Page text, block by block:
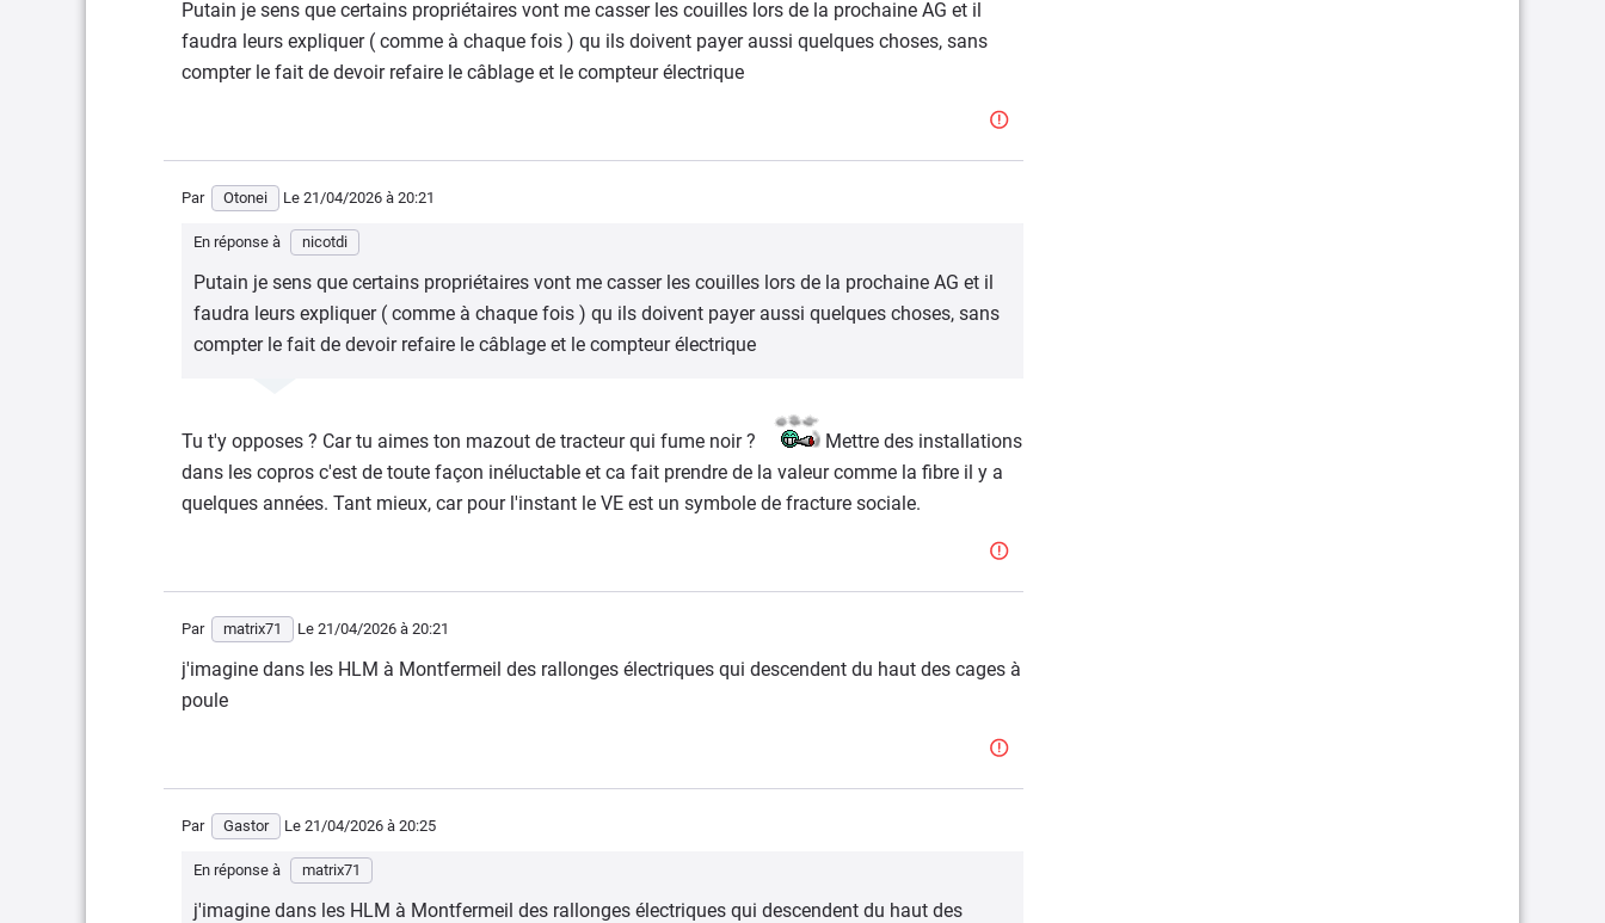
Putain je sens que certains propriétaires vont me casser les couilles lors de la prochaine AG et il
faudra leurs expliquer ( comme à chaque fois ) qu ils doivent payer aussi quelques choses, sans
compter le fait de devoir refaire le câblage et le compteur électrique
Par Otonei Le 21/04/2026 à 20:21
En réponse à nicotdi
Putain je sens que certains propriétaires vont me casser les couilles lors de la prochaine AG et il
faudra leurs expliquer ( comme à chaque fois ) qu ils doivent payer aussi quelques choses, sans
compter le fait de devoir refaire le câblage et le compteur électrique
Tu t'y opposes ? Car tu aimes ton mazout de tracteur qui fume noir ?
Mettre des installations
dans les copros c'est de toute façon inéluctable et ca fait prendre de la valeur comme la fibre il y a
quelques années. Tant mieux, car pour l'instant le VE est un symbole de fracture sociale.
Par matrix71 Le 21/04/2026 à 20:21
j'imagine dans les HLM à Montfermeil des rallonges électriques qui descendent du haut des cages à
poule
Par Gastor Le 21/04/2026 à 20:25
En réponse à matrix71
j'imagine dans les HLM à Montfermeil des rallonges électriques qui descendent du haut des